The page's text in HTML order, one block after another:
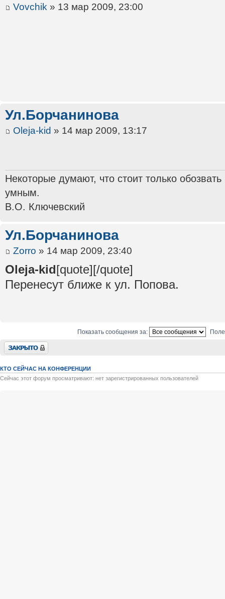
Vovchik » 13 мар 2009, 23:00
Ул.Борчанинова
Oleja-kid » 14 мар 2009, 13:17
Некоторые думают, что стоит только
умным.
В.О. Ключевский
Ул.Борчанинова
Zorro » 14 мар 2009, 23:40
Oleja-kid[quote][/quote]
Перенесут ближе к ул. Попова.
Показать сообщения за:
Закрыто
КТО СЕЙЧАС НА КОНФЕРЕНЦИИ
Сейчас этот форум просматривают: нет зарегистрированных пользователей